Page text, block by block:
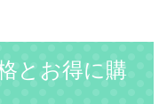
とお得に購